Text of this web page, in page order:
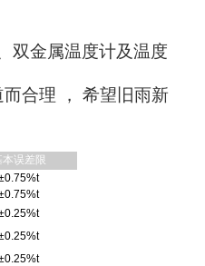
双金属温度计及温度
合理 ，
希望旧雨新
本误差限